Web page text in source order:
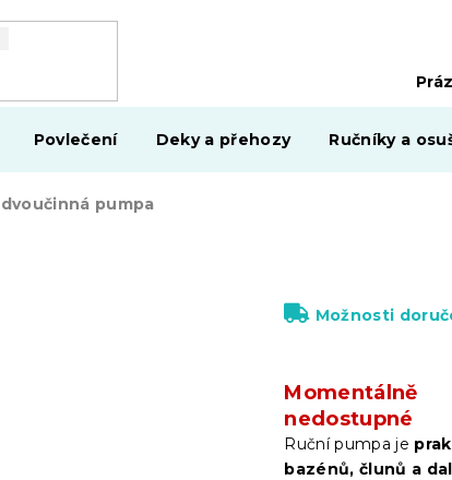
Povlečení Deky a přehozy Ručníky a
pumpa
Momentálně
nedostupné
Možnosti
Ruční pumpa je
bazénů, člunů a